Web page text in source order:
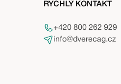
RYCHLÝ KONTAKT
+420 800 262 929
info@dverecag.cz